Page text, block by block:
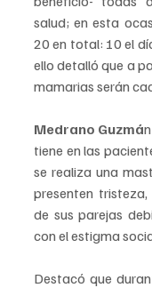
salud; en esta
20 en total: 10 el
ello detalló que a
mamarias serán
Medrano Guzmá
tiene en las
se realiza una
presenten
de sus parejas
con el estigma
Destacó que